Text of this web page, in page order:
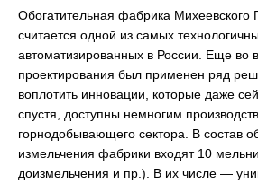
Обогатительная фабрика Михеевского
считается одной из самых
автоматизированных в России. Еще во
проектирования был применен ряд
воплотить инновации, которые даже
спустя, доступны немногим
горнодобывающего сектора. В состав
измельчения фабрики входят 10
доизмельчения и пр.). В их числе —